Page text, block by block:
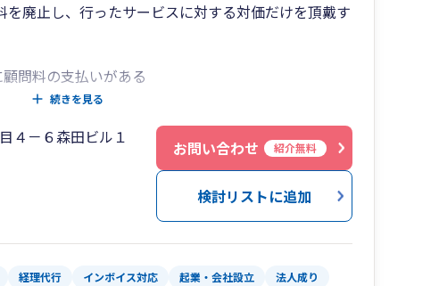
廃止し、行ったサービスに対する対価だけを頂戴す
問料の支払いがある
続きを見る
４－６森田ビル１
お問い合わせ 紹介無料
検討リストに追加
経理代行 インボイス対応 起業・会社設立
法人成り